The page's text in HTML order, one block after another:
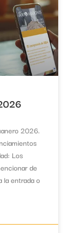
2026.
Los
de
la entrada o